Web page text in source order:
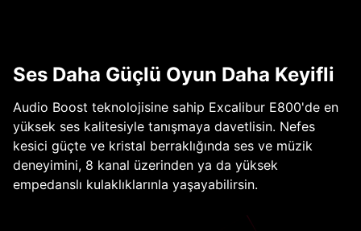
Ses Daha Güçlü Oyun Daha Keyifli
Audio Boost teknolojisine sahip Excalibur E800'de en
yüksek ses kalitesiyle tanışmaya davetlisin. Nefes
kesici güçte ve kristal berraklığında ses ve müzik
deneyimini, 8 kanal üzerinden ya da yüksek
empedanslı kulaklıklarınla yaşayabilirsin.